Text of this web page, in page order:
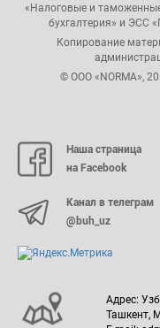
«Налоговые и
бухгалтерия» и ЭСС
Копирование
© ООО «NORMA»,
Наша страница
на Facebook
Канал в телеграм
@buh_uz
Адрес:
Ташкент,